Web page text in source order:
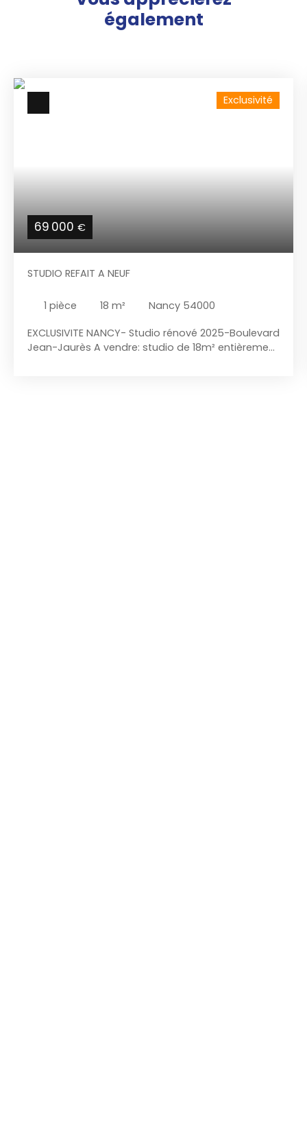
également
69 000 €
Exclusivité
STUDIO REFAIT A NEUF
1 pièce 18 m² Nancy 54000
EXCLUSIVITE NANCY- Studio rénové 2025-Boulevard
Jean-Jaurès A vendre: studio de 18m² entièrement